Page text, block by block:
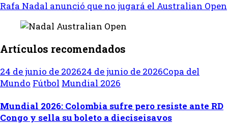
Rafa Nadal anunció que no jugará el Australian Open
Artículos recomendados
24 de junio de 202624 de junio de 2026Copa del
Mundo Fútbol Mundial 2026
Mundial 2026: Colombia sufre pero resiste ante RD
Congo y sella su boleto a dieciseisavos